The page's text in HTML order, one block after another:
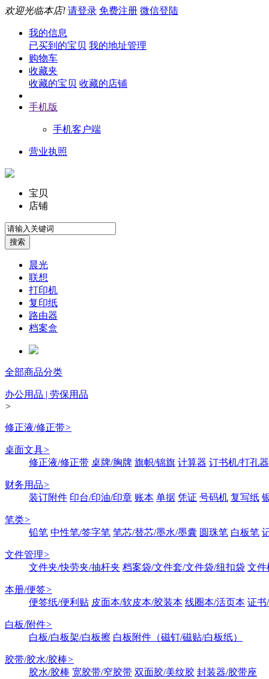
欢迎光临本店! 请登录 免费注册 微信登陆
我的信息
已买到的宝贝 我的地址管理
购物车
收藏夹
收藏的宝贝 收藏的店铺
手机版
手机客户端
营业执照
宝贝
店铺
晨光
联想
打印机
复印纸
路由器
档案盒
全部商品分类
办公用品 | 劳保用品
>
修正液/修正带>
桌面文具>
修正液/修正带 桌牌/胸牌 旗帜/锦旗 计算器 订书机/打孔器
财务用品>
装订附件 印台/印油/印章 账本 单据 凭证 号码机 复写纸
笔类>
铅笔 中性笔/签字笔 笔芯/替芯/墨水/墨囊 圆珠笔 白板笔
文件管理>
文件夹/快劳夹/抽杆夹 档案袋/文件套/文件袋/纽扣袋 文件
本册/便签>
便签纸/便利贴 皮面本/软皮本/胶装本 线圈本/活页本 证书
白板/附件>
白板/白板架/白板擦 白板附件（磁钉/磁贴/白板纸）
胶带/胶水/胶棒>
胶水/胶棒 宽胶带/窄胶带 双面胶/美纹胶 封装器/胶带座